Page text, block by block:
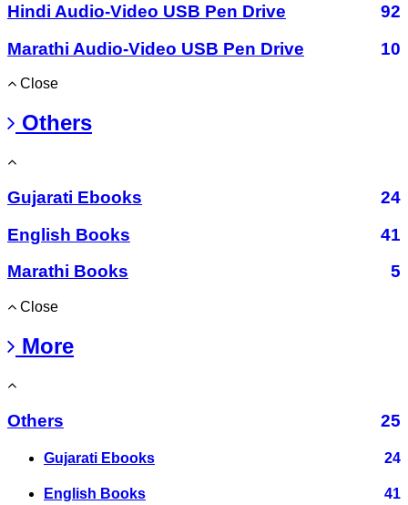
Hindi Audio-Video USB Pen Drive
92
Marathi Audio-Video USB Pen Drive
10
Close
Others
Gujarati Ebooks
24
English Books
41
Marathi Books
5
Close
More
Others 25
Gujarati Ebooks 24
English Books 41